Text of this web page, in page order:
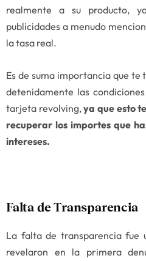
realmente a su producto,
publicidades a menudo
la tasa real.
Es de suma importancia que
detenidamente las
tarjeta revolving,ya que esto
recuperar los importes que
intereses.
Falta de Transparencia
La falta de transparencia fue
revelaron en la primera